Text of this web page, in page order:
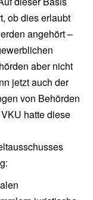
ob dies erlaubt
angehört –
aber nicht
jetzt auch der
von Behörden
hatte diese